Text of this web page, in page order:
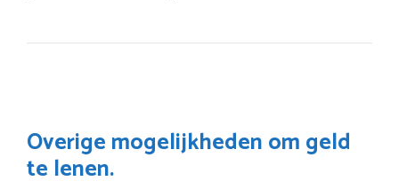
Overige mogelijkheden om geld
te lenen.